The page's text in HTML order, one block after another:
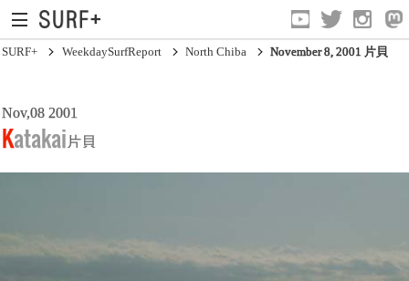
South Ibaraki
Unusually
SURF+ WeekdaySurfReport North Chiba November 8, 2001 片貝
Nov,08 2001
Katakai片貝